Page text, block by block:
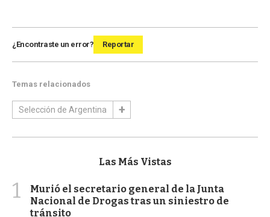
¿Encontraste un error? Reportar
Temas relacionados
Selección de Argentina
Las Más Vistas
1
Murió el secretario general de la Junta
Nacional de Drogas tras un siniestro de
tránsito